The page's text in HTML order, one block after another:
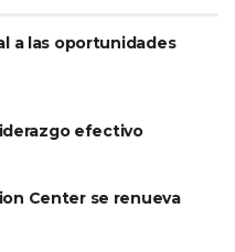
a las oportunidades
efectivo
Center se renueva